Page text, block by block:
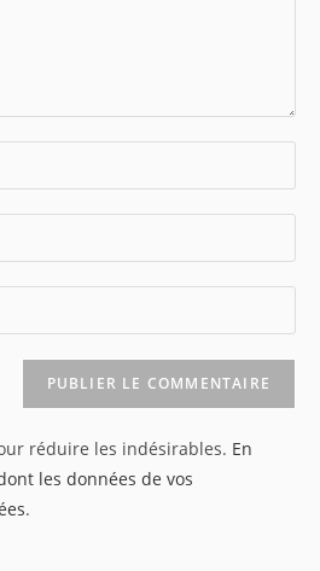
réduire les indésirables. En
les données de vos
.